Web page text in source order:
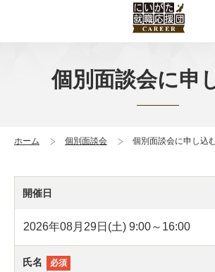
個別面談会に申
ホーム 個別面談会 個別面談会に申し込
開催日
2026年08月29日(土) 9:00～16:00
氏名 必須